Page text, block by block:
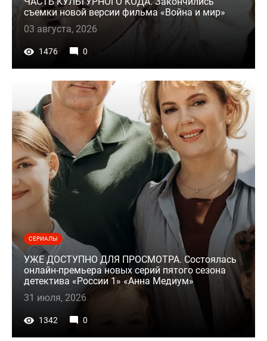
съемки новой версии фильма «Война и мир»
03 августа, 2026
1476 0
СЕРИАЛЫ
УЖЕ ДОСТУПНО ДЛЯ ПРОСМОТРА. Состоялась
онлайн-премьера новых серий пятого сезона
детектива «России 1» «Анна Медиум»
31 июля, 2026
1342 0